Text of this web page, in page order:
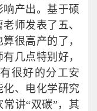
产出。基于硕
师发表了五、
很高产的了，
几点特别好，
很好的分工安
、电化学研究
讲“双碳”，其